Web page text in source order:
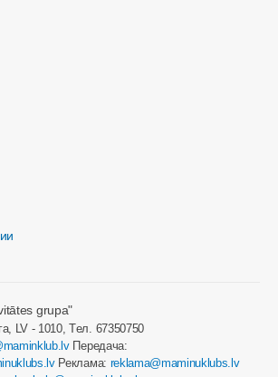
grupa"
LV - 1010, Tел. 67350750
Передача:
Реклама: reklama@maminuklubs.lv